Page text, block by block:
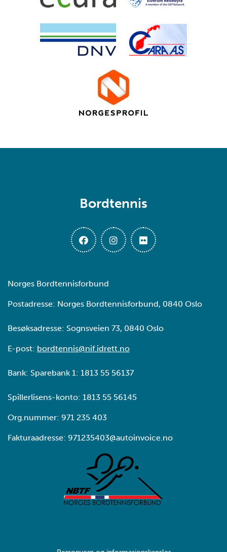
Bordtennis
Norges Bordtennisforbund
Postadresse: Norges Bordtennisforbund, 0840 Oslo
Besøksadresse: Sognsveien 73, 0840 Oslo
E-post: bordtennis@nif.idrett.no
Bank: Sparebank 1: 1813 55 56137
Spillerlisens-konto: 1813 55 56145
Org.nummer: 971 235 403
Fakturaadresse: 971235403@autoinvoice.no